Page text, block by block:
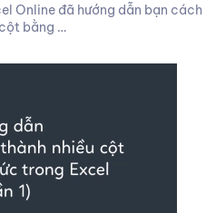
Online đã hướng dẫn bạn cách
bằng …